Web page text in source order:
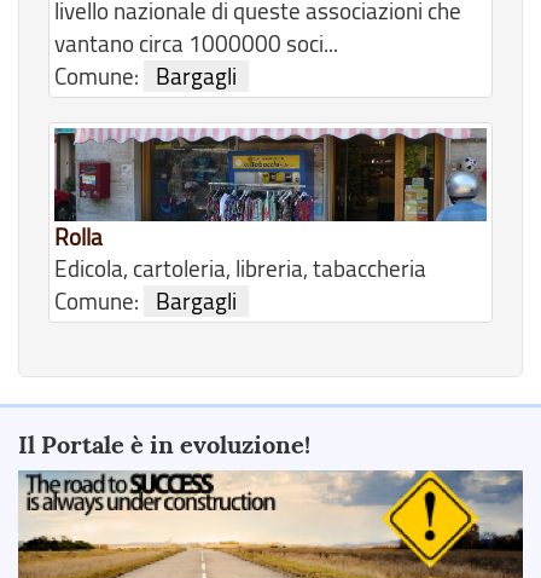
livello nazionale di queste associazioni che
vantano circa 1000000 soci...
Comune:
Bargagli
Rolla
Edicola, cartoleria, libreria, tabaccheria
Comune:
Bargagli
Il Portale è in evoluzione!